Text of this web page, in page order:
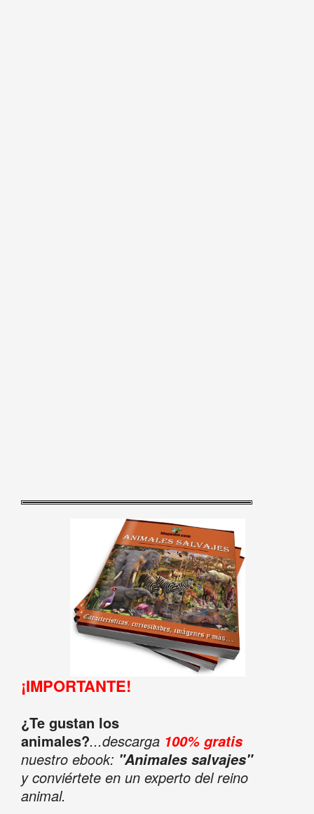
¡IMPORTANTE!
¿Te gustan los
animales?...descarga 100% gratis
nuestro ebook: "Animales salvajes"
y conviértete en un experto del reino
animal.